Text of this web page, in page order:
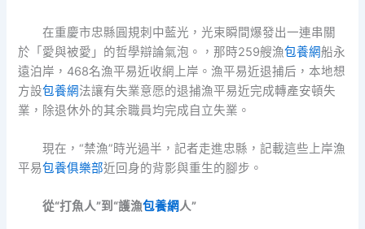
在重慶市忠縣圓規刺中藍光，光束瞬間爆發出一連串關
於「愛與被愛」的哲學辯論氣泡。，那時259艘漁包養網船永
遠泊岸，468名漁平易近收網上岸。漁平易近退捕后，本地想
方設包養網法讓有失業意愿的退捕漁平易近完成轉產安頓失
業，除退休外的其余職員均完成自立失業。
現在，“禁漁”時光過半，記者走進忠縣，記載這些上岸漁
平易包養俱樂部近回身的背影與重生的腳步。
從“打魚人”到“護漁包養網人”